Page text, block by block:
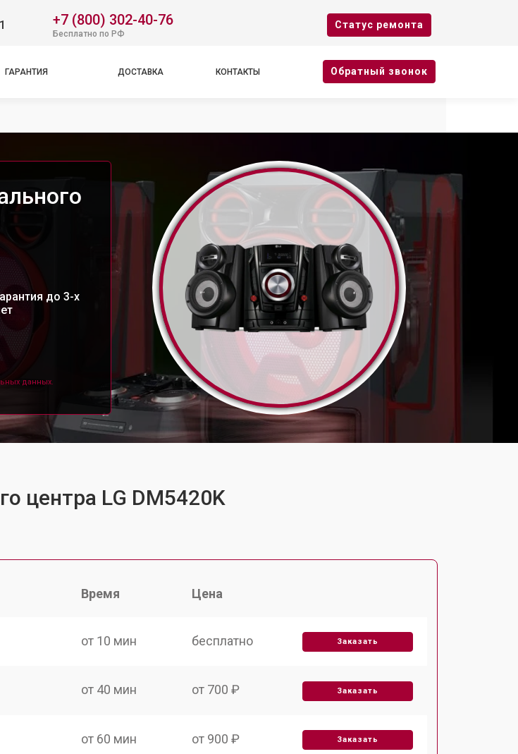
+7 (800) 302-40-76
Бесплатно по РФ
Cтатус ремонта
ГАРАНТИЯ ДОСТАВКА КОНТАКТЫ Oбратный звонок
до 3-х
данных.
центра LG DM5420K
Время Цена
от 10 мин бесплатно Заказать
от 40 мин от 700 ₽ Заказать
от 60 мин от 900 ₽ Заказать